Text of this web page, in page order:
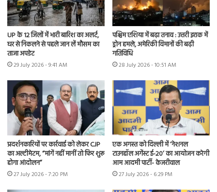
UP के 12 जिलों में भारी बारिश का अलर्ट,
घर से निकलने से पहले जान लें मौसम का
ताजा अपडेट
29 July 2026 - 9:41 AM
पश्चिम एशिया में बढ़ा तनाव : उत्तरी इराक में
ड्रोन हमले, अमेरिकी विमानों की बढ़ी
गतिविधि
28 July 2026 - 10:51 AM
प्रदर्शनकारियों पर कार्रवाई को लेकर CJP
का अल्टीमेटम, “मांगें नहीं मानीं तो फिर शुरू
होगा आंदोलन”
27 July 2026 - 7:20 PM
एक अगस्त को दिल्ली में ‘नेशनल
टाउनहॉल अगेंस्ट ई-20’ का आयोजन करेगी
आम आदमी पार्टी- केजरीवाल
27 July 2026 - 6:29 PM